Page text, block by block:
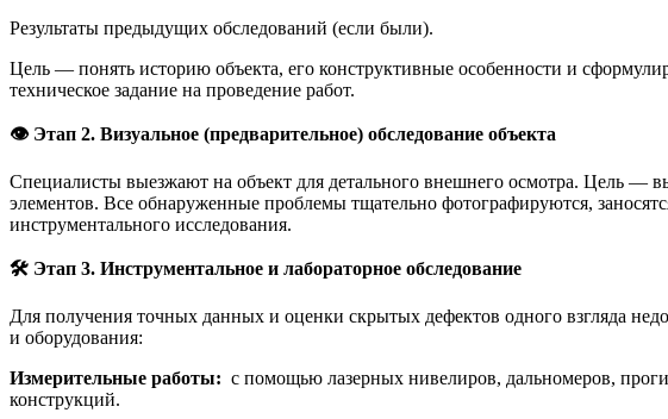
Результаты предыдущих обследований (если были).
Цель — понять историю объекта, его конструктивные особенности и
техническое задание на проведение работ.
👁Этап 2. Визуальное (предварительное) обследование объекта
Специалисты выезжают на объект для детального внешнего осмотра. Цель
элементов. Все обнаруженные проблемы тщательно фотографируются,
инструментального исследования.
🛠 Этап 3. Инструментальное и лабораторное обследование
Для получения точных данных и оценки скрытых дефектов одного взгляда
и оборудования:
Измерительные работы: с помощью лазерных нивелиров, дальномеров,
конструкций.